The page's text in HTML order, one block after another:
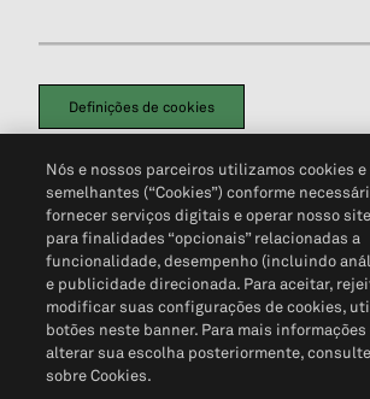
Definições de cookies
Política de PrivacidadePortal de privacidade do
Não Venda Minhas Informações Pessoais© 2026
Nós e nossos parceiros utilizamos cookies
semelhantes (“Cookies”) conforme
fornecer serviços digitais e operar nosso
para finalidades “opcionais” relacionadas a
funcionalidade, desempenho (incluindo
e publicidade direcionada. Para aceitar,
modificar suas configurações de cookies,
botões neste banner. Para mais informações
alterar sua escolha posteriormente,
sobre Cookies.